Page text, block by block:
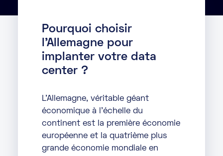
Marketplace
Ressources
Événements
Portail clients
Pourquoi choisir
l'Allemagne pour
implanter votre data
center ?
L’Allemagne, véritable géant
économique à l’échelle du
continent est la première économie
européenne et la quatrième plus
grande économie mondiale en